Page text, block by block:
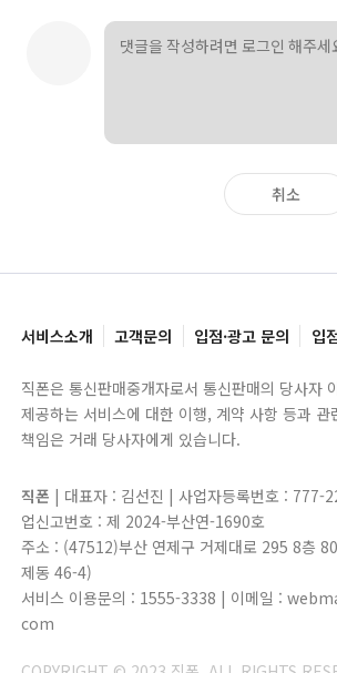
취소
서비스소개 고객문의 입점·광고 문의 입
직폰은 통신판매중개자로서 통신판매의 당사자
제공하는 서비스에 대한 이행, 계약 사항 등과 관
책임은 거래 당사자에게 있습니다.
직폰 | 대표자 : 김선진 | 사업자등록번호 : 777-
업신고번호 : 제 2024-부산연-1690호
주소 : (47512)부산 연제구 거제대로 295 8층
제동 46-4)
서비스 이용문의 : 1555-3338 | 이메일 :
com